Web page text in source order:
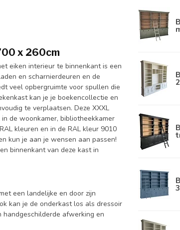
x 260cm
eiken interieur te binnenkant is een
en scharnierdeuren en de
veel opbergruimte voor spullen die
kan je je boekencollectie en
te verplaatsen. Deze XXXL
de woonkamer, bibliotheekkamer
kleuren en in de RAL kleur 9010
kun je aan je wensen aan passen!
binnenkant van deze kast in
een landelijke en door zijn
kan je de onderkast los als dressoir
afwerking en